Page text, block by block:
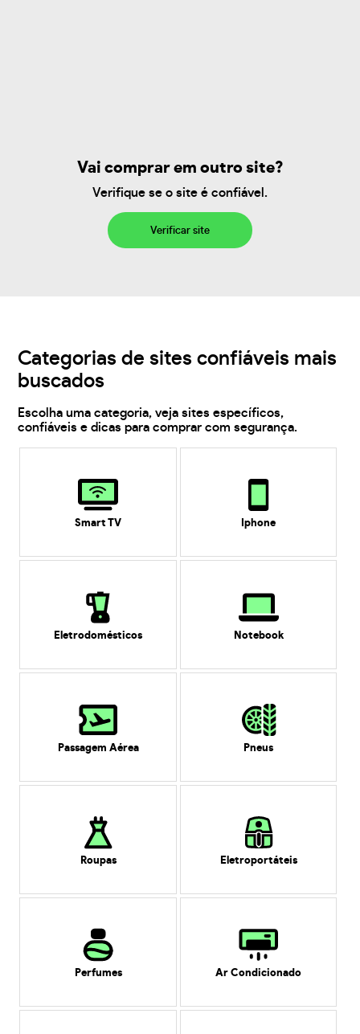
Vai comprar em outro site?
Verifique se o site é confiável.
Verificar site
Categorias de sites confiáveis mais
buscados
Escolha uma categoria, veja sites específicos,
confiáveis e dicas para comprar com segurança.
Smart TV Iphone
Eletrodomésticos Notebook
Passagem Aérea Pneus
Roupas Eletroportáteis
Perfumes Ar Condicionado